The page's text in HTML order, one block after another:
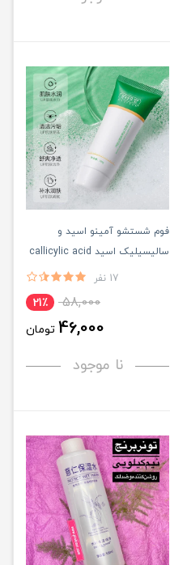
فوم شستشو آمینو اسید و
سالیسیلیک اسید callicylic acid
& amino acid بایزتون - 17 نفر
58,000 21٪
46,000 تومان
نا موجود